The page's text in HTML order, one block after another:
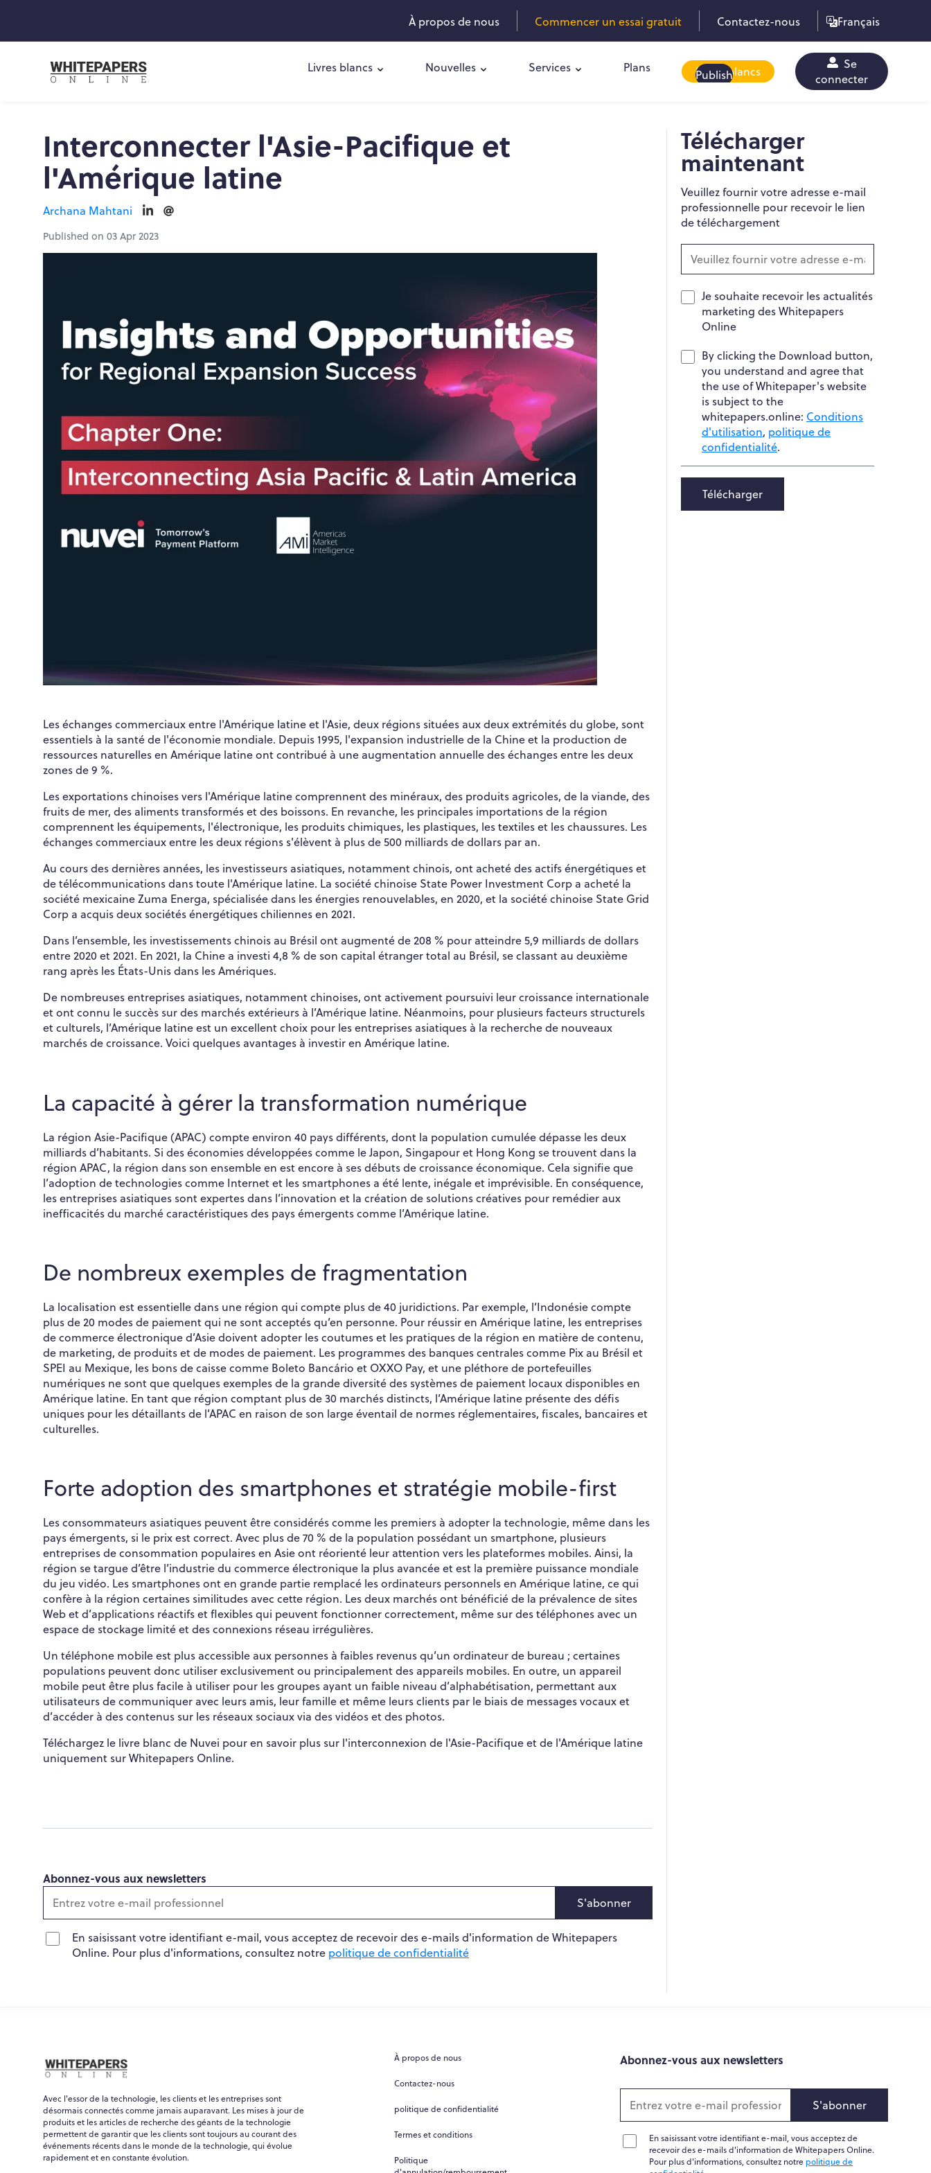
À propos de nous Commencer un essai gratuit Contactez-nous Français
Livres blancs Nouvelles Services Plans Publish
Livres blancs
Se
connecter
Interconnecter l'Asie-Pacifique et
l'Amérique latine
Archana Mahtani
Published on 03 Apr 2023
Les échanges commerciaux entre l'Amérique latine et l'Asie, deux régions situées aux deux extrémités du globe, sont
essentiels à la santé de l'économie mondiale. Depuis 1995, l'expansion industrielle de la Chine et la production de
ressources naturelles en Amérique latine ont contribué à une augmentation annuelle des échanges entre les deux
zones de 9 %.
Les exportations chinoises vers l'Amérique latine comprennent des minéraux, des produits agricoles, de la viande, des
fruits de mer, des aliments transformés et des boissons. En revanche, les principales importations de la région
comprennent les équipements, l'électronique, les produits chimiques, les plastiques, les textiles et les chaussures. Les
échanges commerciaux entre les deux régions s'élèvent à plus de 500 milliards de dollars par an.
Au cours des dernières années, les investisseurs asiatiques, notamment chinois, ont acheté des actifs énergétiques et
de télécommunications dans toute l'Amérique latine. La société chinoise State Power Investment Corp a acheté la
société mexicaine Zuma Energa, spécialisée dans les énergies renouvelables, en 2020, et la société chinoise State Grid
Corp a acquis deux sociétés énergétiques chiliennes en 2021.
Dans l’ensemble, les investissements chinois au Brésil ont augmenté de 208 % pour atteindre 5,9 milliards de dollars
entre 2020 et 2021. En 2021, la Chine a investi 4,8 % de son capital étranger total au Brésil, se classant au deuxième
rang après les États-Unis dans les Amériques.
De nombreuses entreprises asiatiques, notamment chinoises, ont activement poursuivi leur croissance internationale
et ont connu le succès sur des marchés extérieurs à l’Amérique latine. Néanmoins, pour plusieurs facteurs structurels
et culturels, l’Amérique latine est un excellent choix pour les entreprises asiatiques à la recherche de nouveaux
marchés de croissance. Voici quelques avantages à investir en Amérique latine.
La capacité à gérer la transformation numérique
La région Asie-Pacifique (APAC) compte environ 40 pays différents, dont la population cumulée dépasse les deux
milliards d’habitants. Si des économies développées comme le Japon, Singapour et Hong Kong se trouvent dans la
région APAC, la région dans son ensemble en est encore à ses débuts de croissance économique. Cela signifie que
l’adoption de technologies comme Internet et les smartphones a été lente, inégale et imprévisible. En conséquence,
les entreprises asiatiques sont expertes dans l’innovation et la création de solutions créatives pour remédier aux
inefficacités du marché caractéristiques des pays émergents comme l’Amérique latine.
De nombreux exemples de fragmentation
La localisation est essentielle dans une région qui compte plus de 40 juridictions. Par exemple, l’Indonésie compte
plus de 20 modes de paiement qui ne sont acceptés qu’en personne. Pour réussir en Amérique latine, les entreprises
de commerce électronique d’Asie doivent adopter les coutumes et les pratiques de la région en matière de contenu,
de marketing, de produits et de modes de paiement. Les programmes des banques centrales comme Pix au Brésil et
SPEI au Mexique, les bons de caisse comme Boleto Bancário et OXXO Pay, et une pléthore de portefeuilles
numériques ne sont que quelques exemples de la grande diversité des systèmes de paiement locaux disponibles en
Amérique latine. En tant que région comptant plus de 30 marchés distincts, l’Amérique latine présente des défis
uniques pour les détaillants de l’APAC en raison de son large éventail de normes réglementaires, fiscales, bancaires et
culturelles.
Forte adoption des smartphones et stratégie mobile-first
Les consommateurs asiatiques peuvent être considérés comme les premiers à adopter la technologie, même dans les
pays émergents, si le prix est correct. Avec plus de 70 % de la population possédant un smartphone, plusieurs
entreprises de consommation populaires en Asie ont réorienté leur attention vers les plateformes mobiles. Ainsi, la
région se targue d’être l’industrie du commerce électronique la plus avancée et est la première puissance mondiale
du jeu vidéo. Les smartphones ont en grande partie remplacé les ordinateurs personnels en Amérique latine, ce qui
confère à la région certaines similitudes avec cette région. Les deux marchés ont bénéficié de la prévalence de sites
Web et d’applications réactifs et flexibles qui peuvent fonctionner correctement, même sur des téléphones avec un
espace de stockage limité et des connexions réseau irrégulières.
Un téléphone mobile est plus accessible aux personnes à faibles revenus qu’un ordinateur de bureau ; certaines
populations peuvent donc utiliser exclusivement ou principalement des appareils mobiles. En outre, un appareil
mobile peut être plus facile à utiliser pour les groupes ayant un faible niveau d’alphabétisation, permettant aux
utilisateurs de communiquer avec leurs amis, leur famille et même leurs clients par le biais de messages vocaux et
d’accéder à des contenus sur les réseaux sociaux via des vidéos et des photos.
Téléchargez le livre blanc de Nuvei pour en savoir plus sur l'interconnexion de l'Asie-Pacifique et de l'Amérique latine
uniquement sur Whitepapers Online.
Abonnez-vous aux newsletters
S'abonner
En saisissant votre identifiant e-mail, vous acceptez de recevoir des e-mails d'information de Whitepapers
Online. Pour plus d'informations, consultez notre politique de confidentialité
Télécharger
maintenant
Veuillez fournir votre adresse e-mail
professionnelle pour recevoir le lien
de téléchargement
Je souhaite recevoir les actualités
marketing des Whitepapers
Online
By clicking the Download button,
you understand and agree that
the use of Whitepaper's website
is subject to the
whitepapers.online: Conditions
d'utilisation, politique de
confidentialité.
Télécharger
Avec l'essor de la technologie, les clients et les entreprises sont
désormais connectés comme jamais auparavant. Les mises à jour de
produits et les articles de recherche des géants de la technologie
permettent de garantir que les clients sont toujours au courant des
événements récents dans le monde de la technologie, qui évolue
rapidement et en constante évolution.
À propos de nous
Contactez-nous
politique de confidentialité
Termes et conditions
Politique
Abonnez-vous aux newsletters
S'abonner
En saisissant votre identifiant e-mail, vous acceptez de
recevoir des e-mails d'information de Whitepapers Online.
Pour plus d'informations, consultez notre politique de